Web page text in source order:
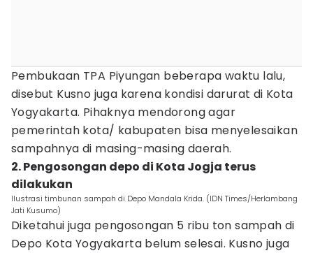
Pembukaan TPA Piyungan beberapa waktu lalu,
disebut Kusno juga karena kondisi darurat di Kota
Yogyakarta. Pihaknya mendorong agar
pemerintah kota/ kabupaten bisa menyelesaikan
sampahnya di masing-masing daerah.
2. Pengosongan depo di Kota Jogja terus
dilakukan
Ilustrasi timbunan sampah di Depo Mandala Krida. (IDN Times/Herlambang
Jati Kusumo)
Diketahui juga pengosongan 5 ribu ton sampah di
Depo Kota Yogyakarta belum selesai. Kusno juga